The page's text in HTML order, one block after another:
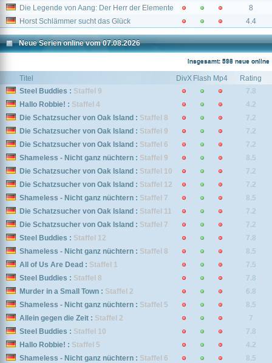
Die Legende von Aang: Der Herr der Elemente
8
Horst Schlämmer sucht das Glück
4.4
Neue Serien online vom 07.08.2026
Insgesamt: 598 neue online
Titel DivX Flash Mp4
Rating
Steel Buddies : Staffel 9
7.8
Hallo Robbie! : Staffel 4
4.2
Die Schatzsucher von Oak Island : Staffel 8
7.2
Die Schatzsucher von Oak Island : Staffel 9
7.2
Die Schatzsucher von Oak Island : Staffel 6
7.2
Shameless - Nicht ganz nüchtern : Staffel 9
8.5
Die Schatzsucher von Oak Island : Staffel 10
7.2
Die Schatzsucher von Oak Island : Staffel 12
7.2
Shameless - Nicht ganz nüchtern : Staffel 7
8.5
Die Schatzsucher von Oak Island : Staffel 11
7.2
Die Schatzsucher von Oak Island : Staffel 7
7.2
Steel Buddies : Staffel 12
7.8
Shameless - Nicht ganz nüchtern : Staffel 8
8.5
All of Us Are Dead : Staffel 1
7.5
Steel Buddies : Staffel 8
7.8
Murder in a Small Town : Staffel 2
6.8
Shameless - Nicht ganz nüchtern : Staffel 5
8.5
Allein gegen die Zeit : Staffel 2
7
Steel Buddies : Staffel 10
7.8
Hallo Robbie! : Staffel 5
4.2
Shameless - Nicht ganz nüchtern : Staffel 6
8.5